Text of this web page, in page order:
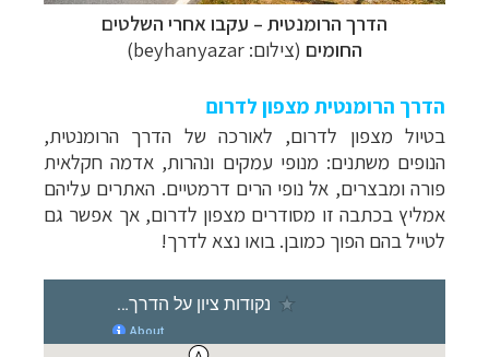
הדרך הרומנטית – עקבו אחרי השלטים
החומים (צילום: beyhanyazar
)
הדרך הרומנטית מצפון לדרום
בטיול מצפון לדרום, לאורכה של הדרך הרומנטית,
הנופים משתנים: מנופי עמקים ונהרות, אדמה חקלאית
פורה ומבצרים, אל נופי הרים דרמטיים. האתרים עליהם
אמליץ בכתבה זו מסודרים מצפון לדרום, אך אפשר גם
לטייל בהם הפוך כמובן. בואו נצא לדרך!